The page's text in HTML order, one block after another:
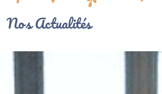
Nos Actualités